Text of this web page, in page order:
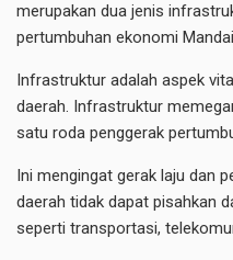
merupakan dua jenis
pertumbuhan ekonomi
Infrastruktur adalah aspek
daerah. Infrastruktur
satu roda penggerak
Ini mengingat gerak laju dan
daerah tidak dapat pisahkan
seperti transportasi,